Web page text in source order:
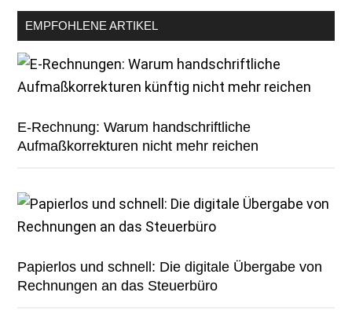
EMPFOHLENE ARTIKEL
E-Rechnung: Warum handschriftliche
Aufmaßkorrekturen nicht mehr reichen
Papierlos und schnell: Die digitale Übergabe von
Rechnungen an das Steuerbüro